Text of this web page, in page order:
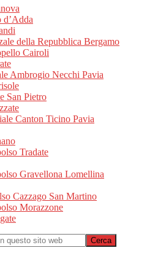
d’Adda
della Repubblica Bergamo
Cairoli
Ambrogio Necchi Pavia
San Pietro
Canton Ticino Pavia
Tradate
Gravellona Lomellina
Cazzago San Martino
Morazzone